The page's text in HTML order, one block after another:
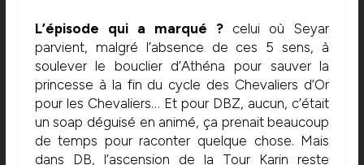
L’épisode qui a marqué ? celui où Seyar
parvient, malgré l’absence de ces 5 sens, à
soulever le bouclier d’Athéna pour sauver la
princesse à la fin du cycle des Chevaliers d’Or
pour les Chevaliers… Et pour DBZ, aucun, c’était
un soap déguisé en animé, ça prenait beaucoup
de temps pour raconter quelque chose. Mais
dans DB, l’ascension de la Tour Karin reste